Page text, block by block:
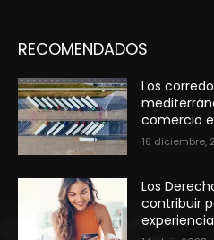
RECOMENDADOS
Los
comercio
18 diciembre,
Los
contribuir